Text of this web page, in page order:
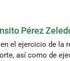
Pérez
el ejercicio de la
así como de